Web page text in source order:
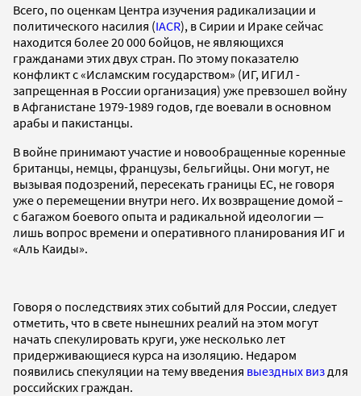
Всего, по оценкам Центра изучения радикализации и
политического насилия (IACR), в Сирии и Ираке сейчас
находится более 20 000 бойцов, не являющихся
гражданами этих двух стран. По этому показателю
конфликт с «Исламским государством» (ИГ, ИГИЛ -
запрещенная в России организация) уже превзошел войну
в Афганистане 1979-1989 годов, где воевали в основном
арабы и пакистанцы.
В войне принимают участие и новообращенные коренные
британцы, немцы, французы, бельгийцы. Они могут, не
вызывая подозрений, пересекать границы ЕС, не говоря
уже о перемещении внутри него. Их возвращение домой –
с багажом боевого опыта и радикальной идеологии —
лишь вопрос времени и оперативного планирования ИГ и
«Аль Каиды».
Говоря о последствиях этих событий для России, следует
отметить, что в свете нынешних реалий на этом могут
начать спекулировать круги, уже несколько лет
придерживающиеся курса на изоляцию. Недаром
появились спекуляции на тему введения выездных виз для
российских граждан.